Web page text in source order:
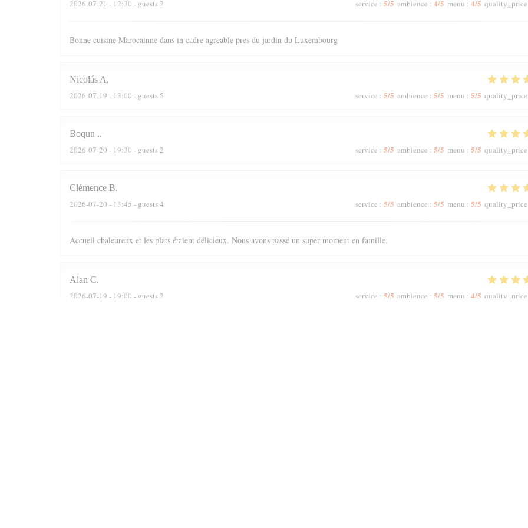
2026-07-21 - 12:30 - guests 2 service : 5/5 ambience : 4/5 menu : 4/5 quality_price
Bonne cuisine Marocainne dans in cadre agreable pres du jardin du Luxembourg
Nicolás A
2026-07-19 - 13:00 - guests 5 service : 5/5 ambience : 5/5 menu : 5/5 quality_price
Boqun .
2026-07-20 - 19:30 - guests 2 service : 5/5 ambience : 5/5 menu : 5/5 quality_price
Clémence B
2026-07-20 - 13:45 - guests 4 service : 5/5 ambience : 5/5 menu : 5/5 quality_price
Accueil chaleureux et les plats étaient délicieux. Nous avons passé un super moment en famille.
Alan C
2026-07-19 - 19:00 - guests 2 service : 5/5 ambience : 5/5 menu : 4/5 quality_price